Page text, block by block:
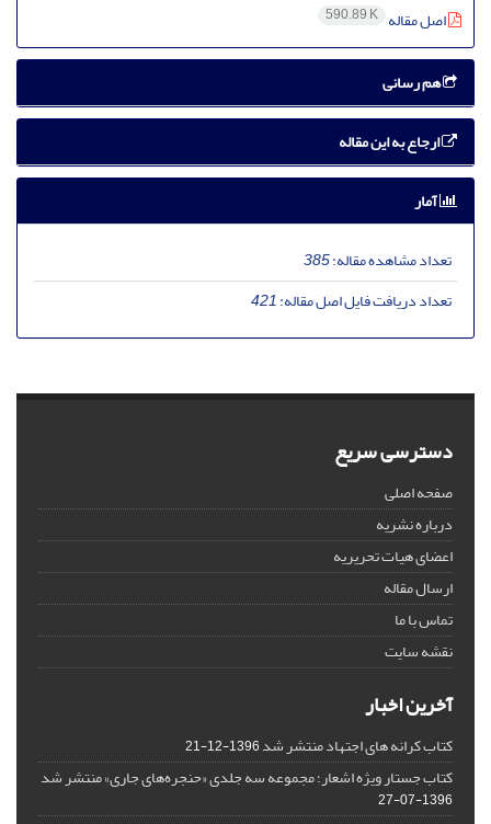
اصل مقاله 590.89 K
هم رسانی
ارجاع به این مقاله
آمار
تعداد مشاهده مقاله:385
تعداد دریافت فایل اصل مقاله:421
دسترسی سریع
صفحه اصلی
درباره نشریه
اعضای هیات تحریریه
ارسال مقاله
تماس با ما
نقشه سایت
آخرین اخبار
کتاب کرانه های اجتهاد منتشر شد1396-12-21
کتاب جستار ویژه اشعار؛ مجموعه سه جلدی «حنجره‌های جاری» منتشر شد
1396-07-27